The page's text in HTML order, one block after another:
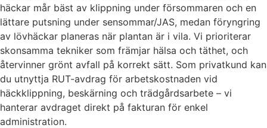
häckar mår bäst av klippning under försommaren och en
lättare putsning under sensommar/JAS, medan föryngring
av lövhäckar planeras när plantan är i vila. Vi prioriterar
skonsamma tekniker som främjar hälsa och täthet, och
återvinner grönt avfall på korrekt sätt. Som privatkund kan
du utnyttja RUT-avdrag för arbetskostnaden vid
häckklippning, beskärning och trädgårdsarbete – vi
hanterar avdraget direkt på fakturan för enkel
administration.